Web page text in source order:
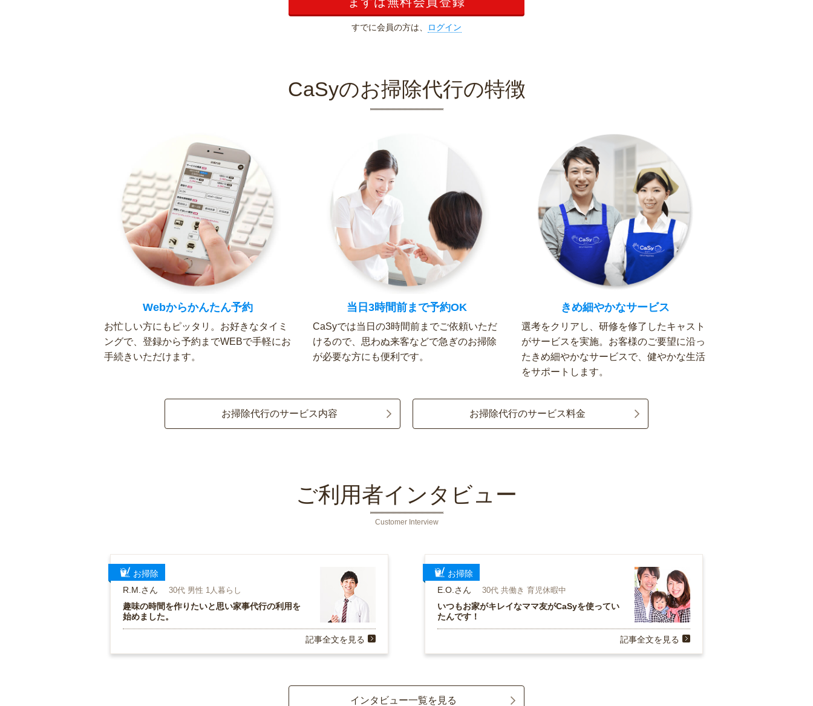
すでに会員の方は、 ログイン
CaSyのお掃除代行の特徴
Webからかんたん予約
お忙しい方にもピッタリ。お好きなタイミ
ングで、登録から予約までWEBで手軽にお
手続きいただけます。
当日3時間前まで予約OK
CaSyでは当日の3時間前までご依頼いただ
けるので、思わぬ来客などで急ぎのお掃除
が必要な方にも便利です。
きめ細やかなサービス
選考をクリアし、研修を修了したキャスト
がサービスを実施。お客様のご要望に沿っ
たきめ細やかなサービスで、健やかな生活
をサポートします。
お掃除代行のサービス内容 お掃除代行のサービス料金
ご利用者インタビュー
Customer Interview
お掃除
R.M.さん
30代 男性 1人暮らし
趣味の時間を作りたいと思い家事代行の利用を
始めました。
記事全文を見る
お掃除
E.O.さん
30代 共働き 育児休暇中
いつもお家がキレイなママ友がCaSyを使ってい
たんです！
記事全文を見る
インタビュー一覧を見る